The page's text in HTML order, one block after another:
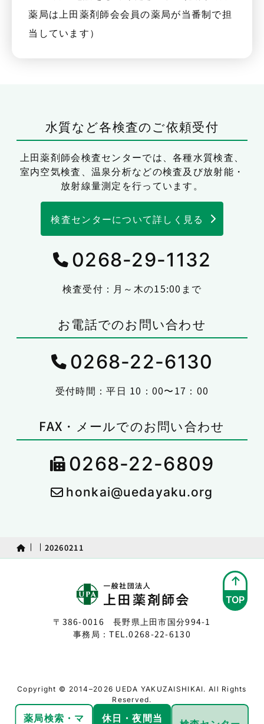
薬局は上田薬剤師会会員の薬局が当番制で担
当しています）
水質など各検査のご依頼受付
上田薬剤師会検査センターでは、各種水質検査、
室内空気検査、温泉分析などの検査及び放射能・
放射線量測定を行っています。
検査センターについて詳しく見る
0268-29-1132
検査受付：月～木の15:00まで
お電話でのお問い合わせ
0268-22-6130
受付時間：平日 10：00〜17：00
FAX・メールでのお問い合わせ
0268-22-6809
honkai@uedayaku.org
20260211
薬局検索・ マ 休日・夜間当
TOP
〒386-0016 長野県上田市国分994-1
事務局：TEL.0268-22-6130
Copyright © 2014–2026 UEDA YAKUZAISHIKAI. All Rights
Reserved.